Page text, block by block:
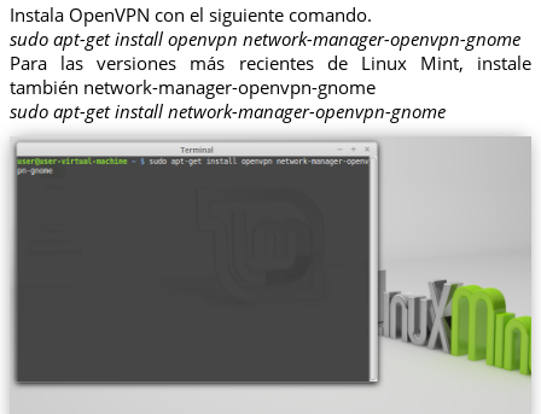
Instala OpenVPN con el siguiente comando.
sudo apt-get install openvpn network-manager-openvpn-gnome
Para las versiones más recientes de Linux Mint, instale
también network-manager-openvpn-gnome
sudo apt-get install network-manager-openvpn-gnome